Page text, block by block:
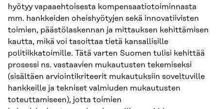
hyötyy vapaaehtoisesta kompensaatiotoiminnasta
mm. hankkeiden oheishyötyjen sekä innovatiivisten
toimien, päästölaskennan ja mittauksen kehittämisen
kautta, mikä voi tasoittaa tietä kansallisille
politiikkatoimille. Tätä varten Suomen tulisi kehittää
prosessi ns. vastaavien mukautusten tekemiseksi
(sisältäen arviointikriteerit mukautuksiin soveltuville
hankkeille ja tekniset valmiuden mukautusten
toteuttamiseen), jotta toimien